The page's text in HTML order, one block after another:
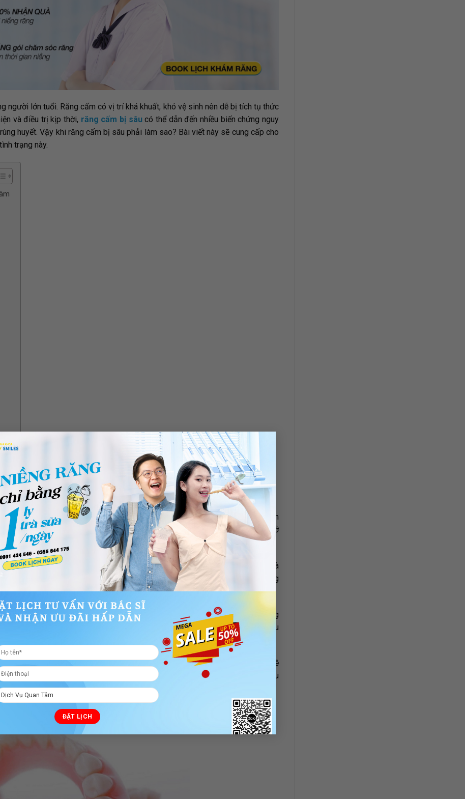
×
người lớn tuổi. Răng cấm có vị trí khá khuất, khó vệ sinh nên dễ bị tích tụ thức
và điều trị kịp thời, răng cấm bị sâucó thể dẫn đến nhiều biến chứng nguy
huyết. Vậy khi răng cấm bị sâu phải làm sao? Bài viết này sẽ cung cấp cho
trạng này.
cấm ở trên cung hàm
của hệ thống răng, có vai trò thiết yếu trong việc đảm bảo chức năng ăn
cấm thuộc nhóm răng hàm lớn, bao gồm bốn chiếc răng cối lớn nhất nằm ở
tính từ đường giữa. Chúng có kích thước lớn hơn so với các răng hàm khác và
răng cấm có thể nghiền nát thức ăn một cách hiệu quả, góp phần quan trọng
vai trò như một trụ cột, giúp ổn định và duy trì vị trí của các răng khác trong
thần kinh xoang hàm cũng khiến chúng trở thành một phần không thể thiếu
tạo phức tạp, răng cấm thường dễ bị tổn thương bởisâu răng
và các vấn đề
cách. Khi răng cấm bị sâu hoặc mất đi, nó không chỉ gây đau đớn, khó chịu
đến tình trạng xô lệch và mất cân đối của các răng khác.